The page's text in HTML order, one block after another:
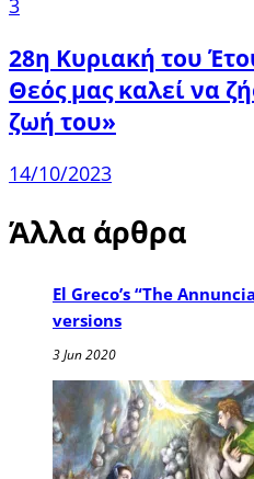
3
28η Κυριακή του
Θεός μας καλεί να
ζωή του»
14/10/2023
Άλλα άρθρα
El Greco’s “The
versions
3 Jun 2020